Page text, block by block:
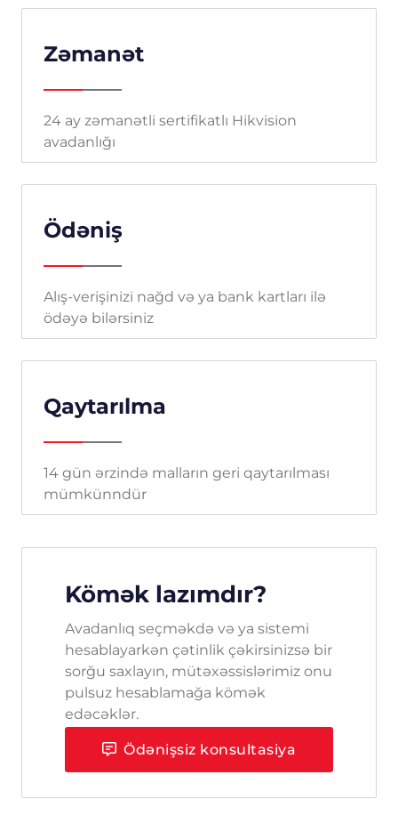
Zəmanət
24 ay zəmanətli sertifikatlı Hikvision
avadanlığı
Ödəniş
Alış-verişinizi nağd və ya bank kartları ilə
ödəyə bilərsiniz
Qaytarılma
14 gün ərzində malların geri qaytarılması
mümkünndür
Kömək lazımdır?
Avadanlıq seçməkdə və ya sistemi
hesablayarkən çətinlik çəkirsinizsə bir
sorğu saxlayın, mütəxəssislərimiz onu
pulsuz hesablamağa kömək
edəcəklər.
Ödənişsiz konsultasiya